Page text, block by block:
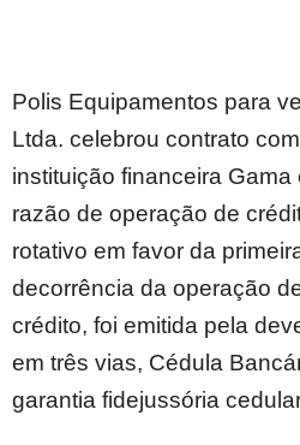
Polis Equipamentos para
Ltda. celebrou contrato
instituição financeira Gama
razão de operação de
rotativo em favor da
decorrência da operação
crédito, foi emitida pela
em três vias, Cédula
garantia fidejussória